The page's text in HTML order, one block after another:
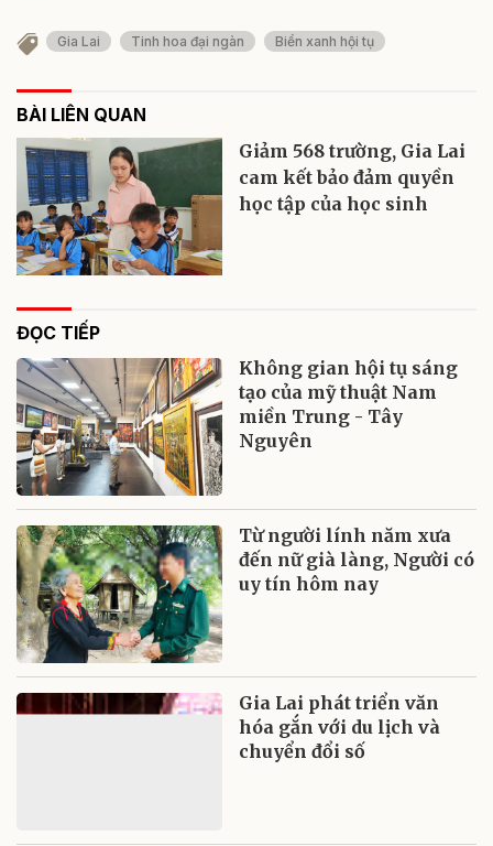
Gia Lai Tinh hoa đại ngàn Biển xanh hội tụ
BÀI LIÊN QUAN
Giảm 568 trường, Gia Lai
cam kết bảo đảm quyền
học tập của học sinh
ĐỌC TIẾP
Không gian hội tụ sáng
tạo của mỹ thuật Nam
miền Trung - Tây
Nguyên
Từ người lính năm xưa
đến nữ già làng, Người có
uy tín hôm nay
Gia Lai phát triển văn
hóa gắn với du lịch và
chuyển đổi số